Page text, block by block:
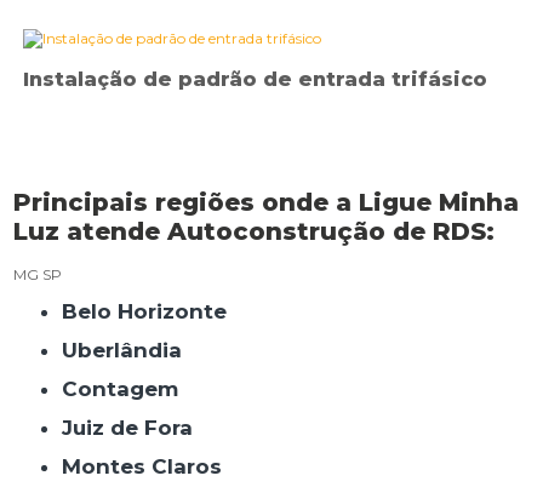
Instalação de padrão de entrada trifásico
Principais regiões onde a Ligue Minha
Luz atende Autoconstrução de RDS:
MG SP
Belo Horizonte
Uberlândia
Contagem
Juiz de Fora
Montes Claros